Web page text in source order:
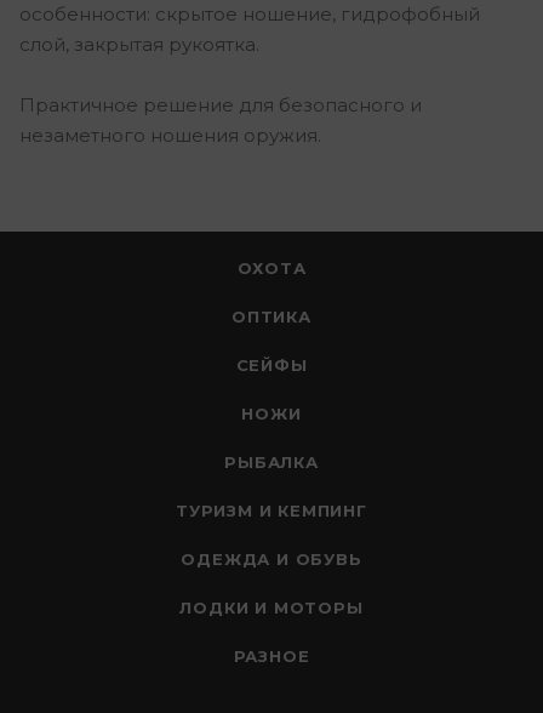
особенности: скрытое ношение, гидрофобный
слой, закрытая рукоятка.
Практичное решение для безопасного и
незаметного ношения оружия.
ОХОТА
ОПТИКА
СЕЙФЫ
НОЖИ
РЫБАЛКА
ТУРИЗМ И КЕМПИНГ
ОДЕЖДА И ОБУВЬ
ЛОДКИ И МОТОРЫ
РАЗНОЕ